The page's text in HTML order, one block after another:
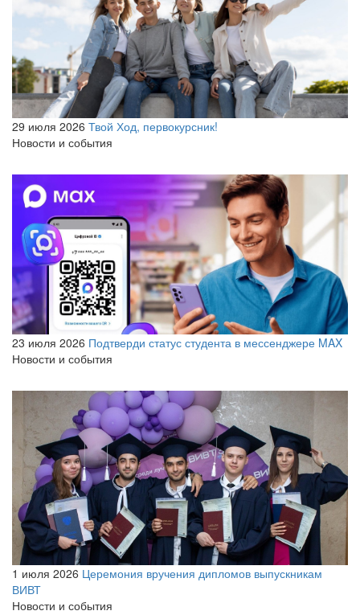
29 июля 2026 Твой Ход, первокурсник!
Новости и события
23 июля 2026 Подтверди статус студента в мессенджере MAX
Новости и события
1 июля 2026 Церемония вручения дипломов выпускникам
ВИВТ
Новости и события